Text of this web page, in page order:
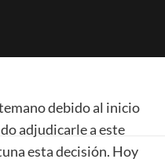
debido al inicio
adjudicarle a este
esta decisión. Hoy